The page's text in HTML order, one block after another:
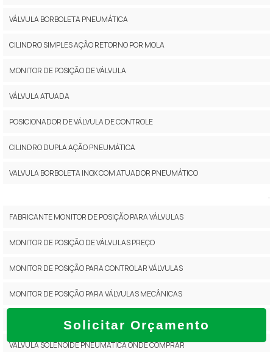
Solicitar Orçamento
VÁLVULA BORBOLETA PNEUMÁTICA
CILINDRO SIMPLES AÇÃO RETORNO POR MOLA
MONITOR DE POSIÇÃO DE VÁLVULA
VÁLVULA ATUADA
POSICIONADOR DE VÁLVULA DE CONTROLE
CILINDRO DUPLA AÇÃO PNEUMÁTICA
VALVULA BORBOLETA INOX COM ATUADOR PNEUMÁTICO
.
FABRICANTE MONITOR DE POSIÇÃO PARA VÁLVULAS
MONITOR DE POSIÇÃO DE VÁLVULAS PREÇO
MONITOR DE POSIÇÃO PARA CONTROLAR VÁLVULAS
MONITOR DE POSIÇÃO PARA VÁLVULAS MECÂNICAS
VÁLVULA DE CONTROLE PNEUMÁTICA ONDE COMPRAR
VÁLVULA SOLENÓIDE PNEUMÁTICA ONDE COMPRAR